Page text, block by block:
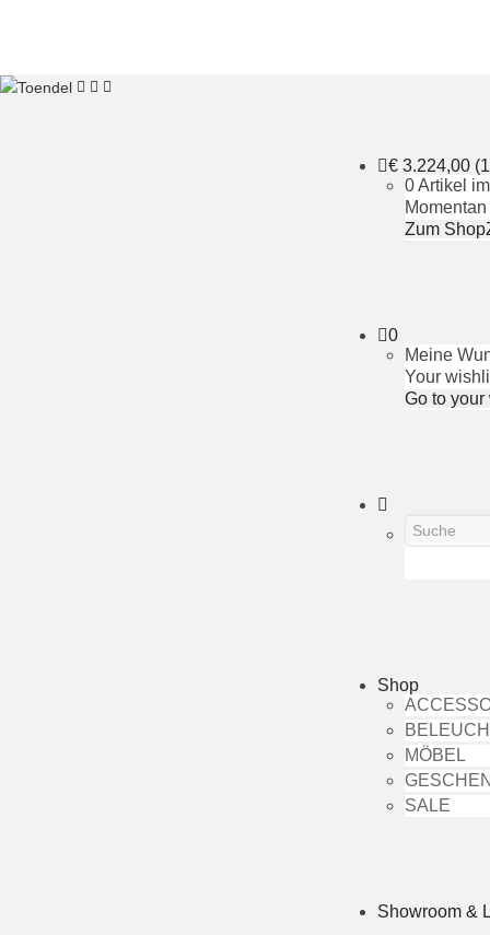
€ 3.224,00
0 Artikel
Zum Shop
0
Meine
Your
Go to
Shop
MÖBEL
SALE
Showroom &